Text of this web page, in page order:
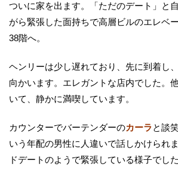
ついに家を出ます。「ただのデート」と
がら緊張した面持ちで高層ビルのエレベ
38階へ。
ヘンリーは少し遅れており、先に到着し
向かいます。エレガントな店内でした。
いて、静かに満喫しています。
カウンターでバーテンダーのカーラと談
いう年配の男性に人違いで話しかけられ
ドデートのようで緊張している様子でし